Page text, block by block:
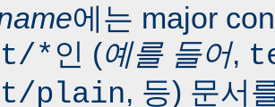
에는 major
*인 (예를 들어,
plain, 등) 문서